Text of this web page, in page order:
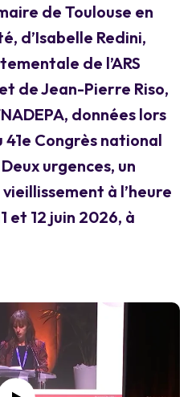
de Toulouse en
d’Isabelle Redini,
de l’ARS
de Jean-Pierre Riso,
données lors
41e Congrès national
urgences, un
à l’heure
et 12 juin 2026, à